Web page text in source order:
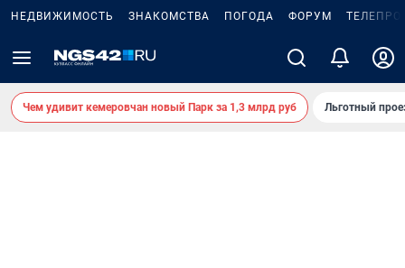
НЕДВИЖИМОСТЬ ЗНАКОМСТВА ПОГОДА ФОРУМ
Чем удивит кемеровчан новый Парк за 1,3 млрд руб Льготный